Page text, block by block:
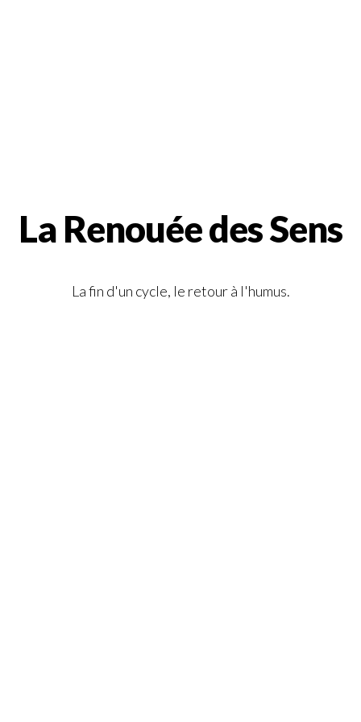
La Renouée des Sens
La fin d'un cycle, le retour à l'humus.